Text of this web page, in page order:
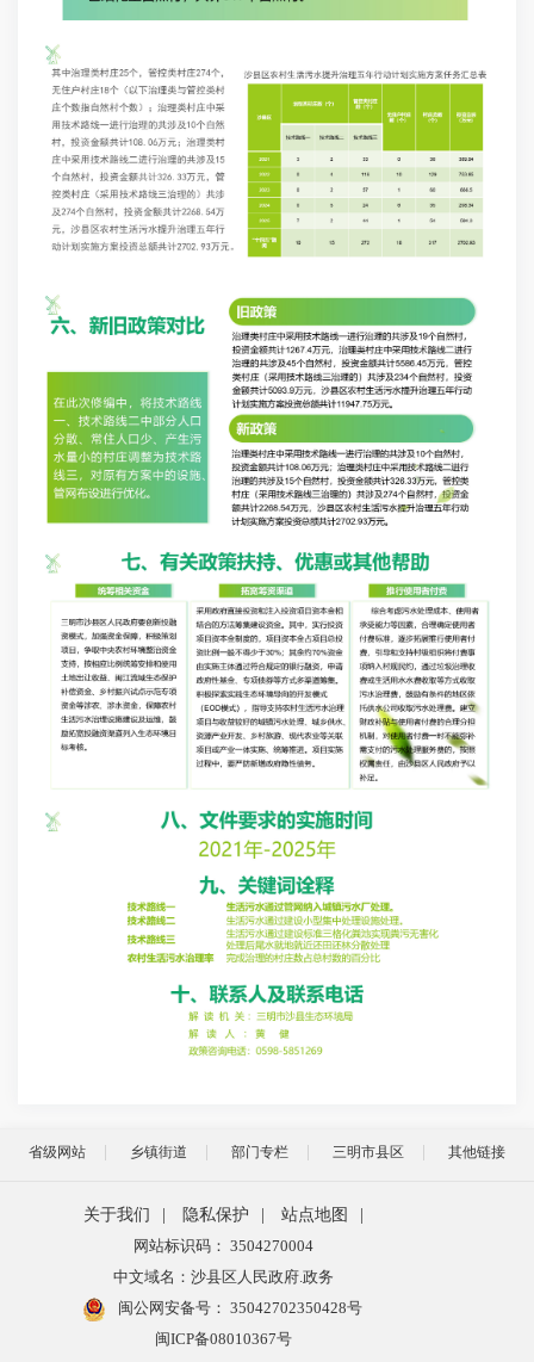
省级网站 乡镇街道 部门专栏 三明市县区 其他链接
关于我们 | 隐私保护 | 站点地图
|
网站标识码： 3504270004
中文域名：沙县区人民政府.政务
闽公网安备号： 35042702350428号
闽ICP备08010367号